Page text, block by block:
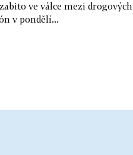
ve válce mezi
v pondělí...